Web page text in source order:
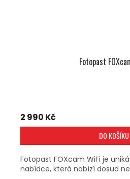
Fotopast
2 990 Kč
DO KOŠÍKU
Fotopast FOXcam WiFi je
nabídce, která nabízí dosud